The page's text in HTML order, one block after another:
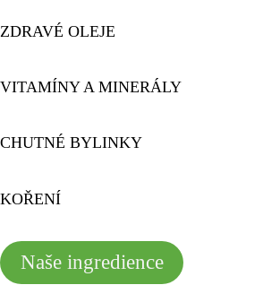
ZDRAVÉ OLEJE
VITAMÍNY A MINERÁLY
CHUTNÉ BYLINKY
KOŘENÍ
Naše ingredience